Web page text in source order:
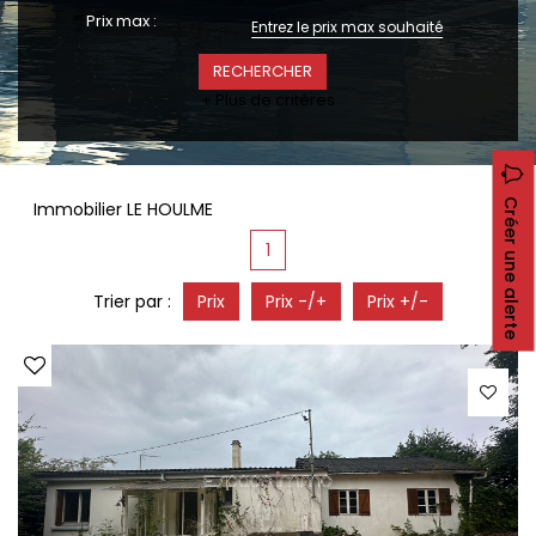
RECRUTEMENT
SERVICES
Partenaires
Prix max :
+ Plus de critères
Immobilier LE HOULME Créer une alerte
1
Trier par : Prix Prix -/+ Prix +/-